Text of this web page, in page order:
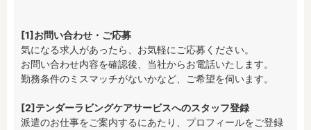
[1]お問い合わせ・ご応募
気になる求人があったら、お気軽にご応募ください。
お問い合わせ内容を確認後、当社からお電話いたします。
勤務条件のミスマッチがないかなど、ご希望を伺います。
[2]テンダーラビングケアサービスへのスタッフ登録
派遣のお仕事をご案内するにあたり、プロフィールをご登録